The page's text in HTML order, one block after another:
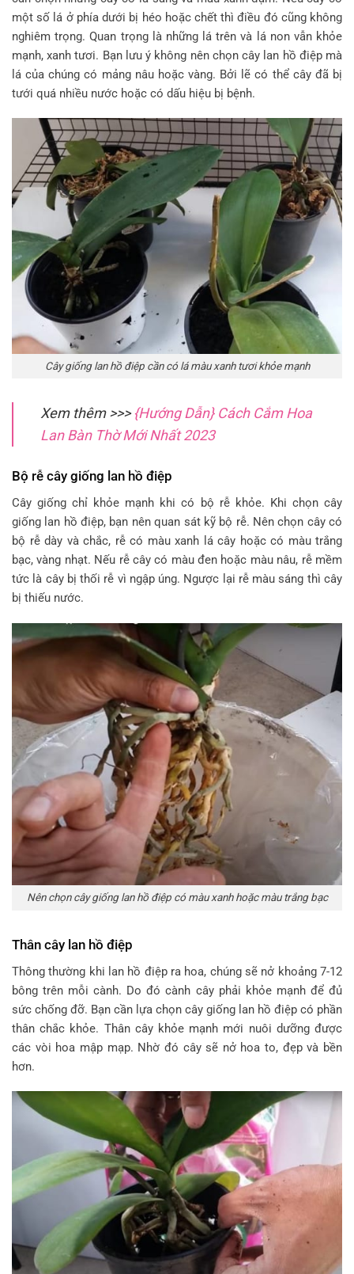
một số lá ở phía dưới bị héo hoặc chết thì điều đó cũng không
nghiêm trọng. Quan trọng là những lá trên và lá non vẫn khỏe
mạnh, xanh tươi. Bạn lưu ý không nên chọn cây lan hồ điệp mà
lá của chúng có mảng nâu hoặc vàng. Bởi lẽ có thể cây đã bị
tưới quá nhiều nước hoặc có dấu hiệu bị bệnh.
Cây giống lan hồ điệp cần có lá màu xanh tươi khỏe mạnh
Xem thêm >>> {Hướng Dẫn} Cách Cắm Hoa
Lan Bàn Thờ Mới Nhất 2023
Bộ rễ cây giống lan hồ điệp
Cây giống chỉ khỏe mạnh khi có bộ rễ khỏe. Khi chọn cây
giống lan hồ điệp, bạn nên quan sát kỹ bộ rễ. Nên chọn cây có
bộ rễ dày và chắc, rễ có màu xanh lá cây hoặc có màu trắng
bạc, vàng nhạt. Nếu rễ cây có màu đen hoặc màu nâu, rễ mềm
tức là cây bị thối rễ vì ngập úng. Ngược lại rễ màu sáng thì cây
bị thiếu nước.
Nên chọn cây giống lan hồ điệp có màu xanh hoặc màu trắng bạc
Thân cây lan hồ điệp
Thông thường khi lan hồ điệp ra hoa, chúng sẽ nở khoảng 7-12
bông trên mỗi cành. Do đó cành cây phải khỏe mạnh để đủ
sức chống đỡ. Bạn cần lựa chọn cây giống lan hồ điệp có phần
thân chắc khỏe. Thân cây khỏe mạnh mới nuôi dưỡng được
các vòi hoa mập mạp. Nhờ đó cây sẽ nở hoa to, đẹp và bền
hơn.